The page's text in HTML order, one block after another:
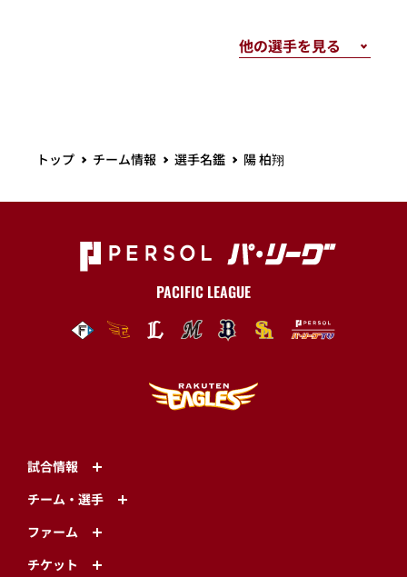
トップ チーム情報 選手名鑑 陽 柏翔
PACIFIC LEAGUE
試合情報
チーム・選手
ファーム
チケット